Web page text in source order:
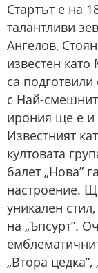
Стартът е на
талантливи
Ангелов,
известен
са
с Най-
ирония ще е и
Известният
култовата
балет „Нова”
настроение.
уникален
на „Ъпсурт”.
„Втора